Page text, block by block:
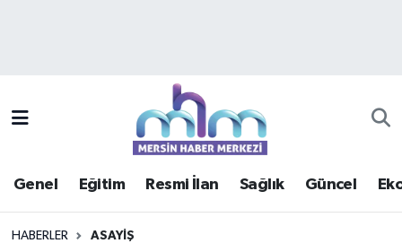
Genel Eğitim Resmi İlan Sağlık Güncel
HABERLER ASAYIŞ
Mersin Trafik Yoğunluk Haritası
Süper Lig Puan Durumu ve Fikstür